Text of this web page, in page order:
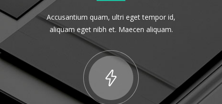
Accusantium quam, ultri eget tempor id,
aliquam eget nibh et. Maecen aliquam.